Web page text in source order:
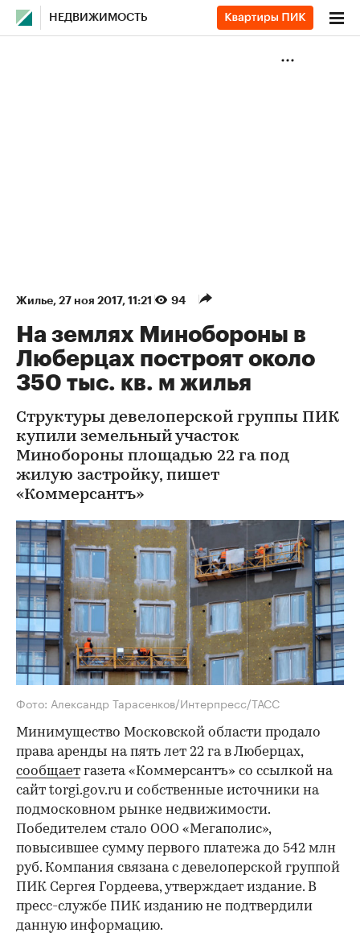
НЕДВИЖИМОСТЬ
Жилье⁠, 27 ноя 2017, 11:21 94
На землях Минобороны в
Люберцах построят около
350 тыс. кв. м жилья
Структуры девелоперской группы ПИК
купили земельный участок
Минобороны площадью 22 га под
жилую застройку, пишет
«Коммерсантъ»
Фото: Александр Тарасенков/Интерпресс/ТАСС
Минимущество Московской области продало
права аренды на пять лет 22 га в Люберцах,
сообщает газета «Коммерсантъ» со ссылкой на
сайт torgi.gov.ru и собственные источники на
подмосковном рынке недвижимости.
Победителем стало ООО «Мегаполис»,
повысившее сумму первого платежа до 542 млн
руб. Компания связана с девелоперской группой
ПИК Сергея Гордеева, утверждает издание. В
пресс-службе ПИК изданию не подтвердили
данную информацию.